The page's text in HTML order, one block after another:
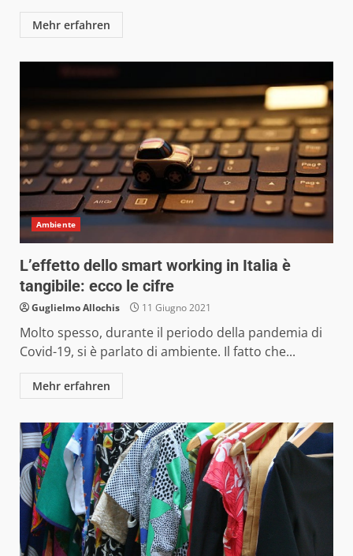
Mehr erfahren
Ambiente
L’effetto dello smart working in Italia è
tangibile: ecco le cifre
Guglielmo Allochis 11 Giugno 2021
Molto spesso, durante il periodo della pandemia di
Covid-19, si è parlato di ambiente. Il fatto che...
Mehr erfahren